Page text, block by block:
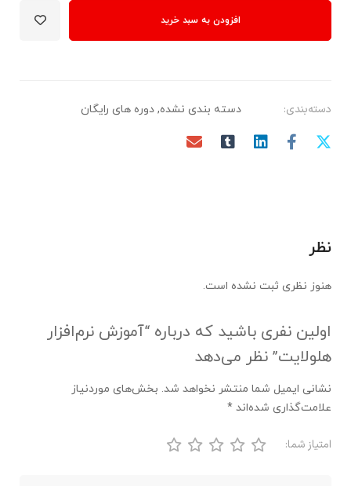
افزودن به سبد خرید
دسته‌بندی: دسته بندی نشده, دوره های رایگان
نظر
هنوز نظری ثبت نشده است.
اولین نفری باشید که درباره “آموزش نرم‌افزار
هلولایت” نظر می‌دهد
نشانی ایمیل شما منتشر نخواهد شد. بخش‌های موردنیاز
علامت‌گذاری شده‌اند *
امتیاز شما: